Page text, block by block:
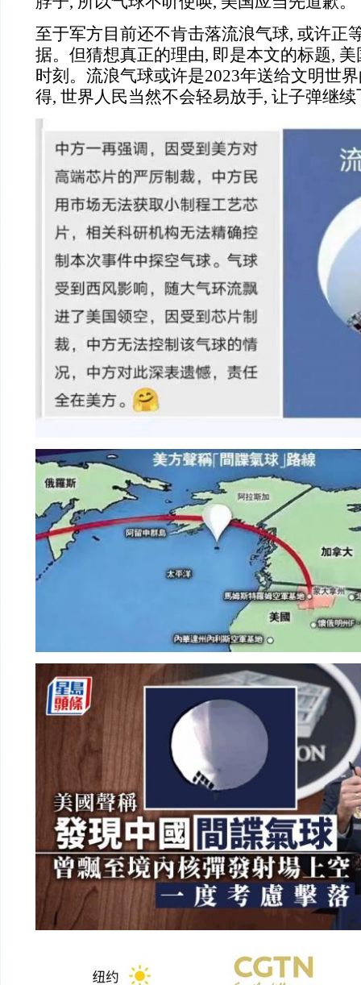
至于军方目前还不肯击落流浪气球, 或许正
据。但猜想真正的理由, 即是本文的标题, 美
时刻 。流浪气球或许是2023年送给文明世
得, 世界人民当然不会轻易放手, 让子弹继